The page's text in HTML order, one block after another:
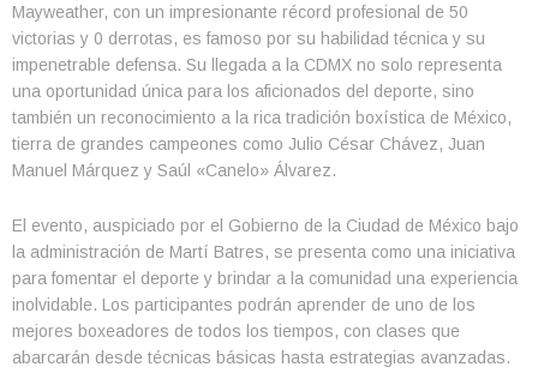
Mayweather, con un impresionante récord profesional de 50
victorias y 0 derrotas, es famoso por su habilidad técnica y su
impenetrable defensa. Su llegada a la CDMX no solo representa
una oportunidad única para los aficionados del deporte, sino
también un reconocimiento a la rica tradición boxística de México,
tierra de grandes campeones como Julio César Chávez, Juan
Manuel Márquez y Saúl «Canelo» Álvarez.
El evento, auspiciado por el Gobierno de la Ciudad de México bajo
la administración de Martí Batres, se presenta como una iniciativa
para fomentar el deporte y brindar a la comunidad una experiencia
inolvidable. Los participantes podrán aprender de uno de los
mejores boxeadores de todos los tiempos, con clases que
abarcarán desde técnicas básicas hasta estrategias avanzadas.